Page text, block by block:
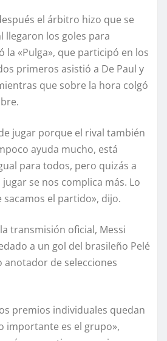
el árbitro hizo que se
llegaron los goles para
la «Pulga», que participó en los
primeros asistió a De Paul y
que sobre la hora colgó
jugar porque el rival también
ayuda mucho, está
para todos, pero quizás a
se nos complica más. Lo
el partido», dijo.
transmisión oficial, Messi
a un gol del brasileño Pelé
anotador de selecciones
premios individuales quedan
importante es el grupo»,